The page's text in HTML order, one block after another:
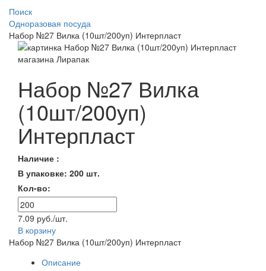
Поиск
Одноразовая посуда
Набор №27 Вилка (10шт/200уп) Интерпласт
Набор №27 Вилка
(10шт/200уп)
Интерпласт
Наличие :
В упаковке: 200 шт.
Кол-во:
7.09 руб./шт.
В корзину
Набор №27 Вилка (10шт/200уп) Интерпласт
Описание